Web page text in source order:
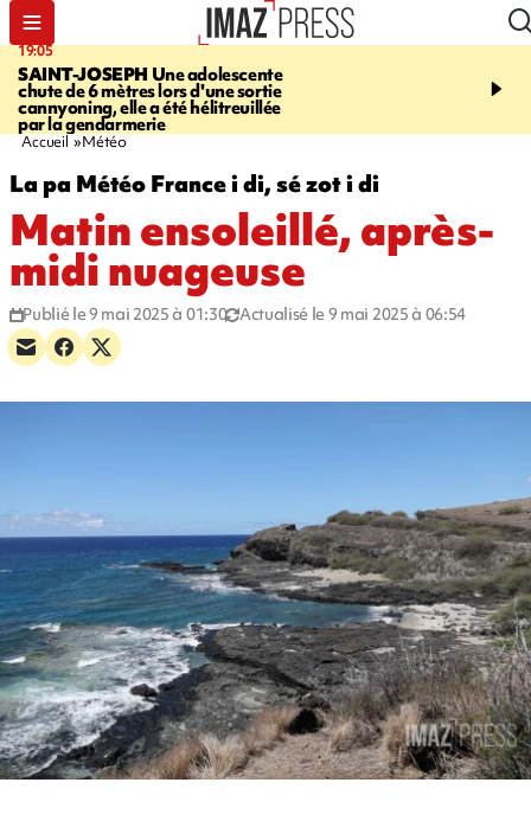
19:05
SAINT-JOSEPH Une adolescente
chute de 6 mètres lors d'une sortie
cannyoning, elle a été hélitreuillée
par la gendarmerie
20:44
rouée de coups,
Accueil Météo
La pa Météo France i di, sé zot i di
Matin ensoleillé, après-
midi nuageuse
Publié le 9 mai 2025 à 01:30 Actualisé le 9 mai 2025 à 06:54